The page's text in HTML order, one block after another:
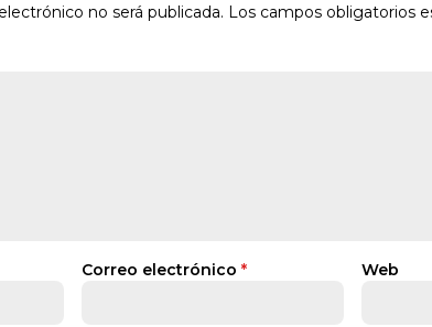
no será publicada. Los campos obligatorios
Correo electrónico * Web